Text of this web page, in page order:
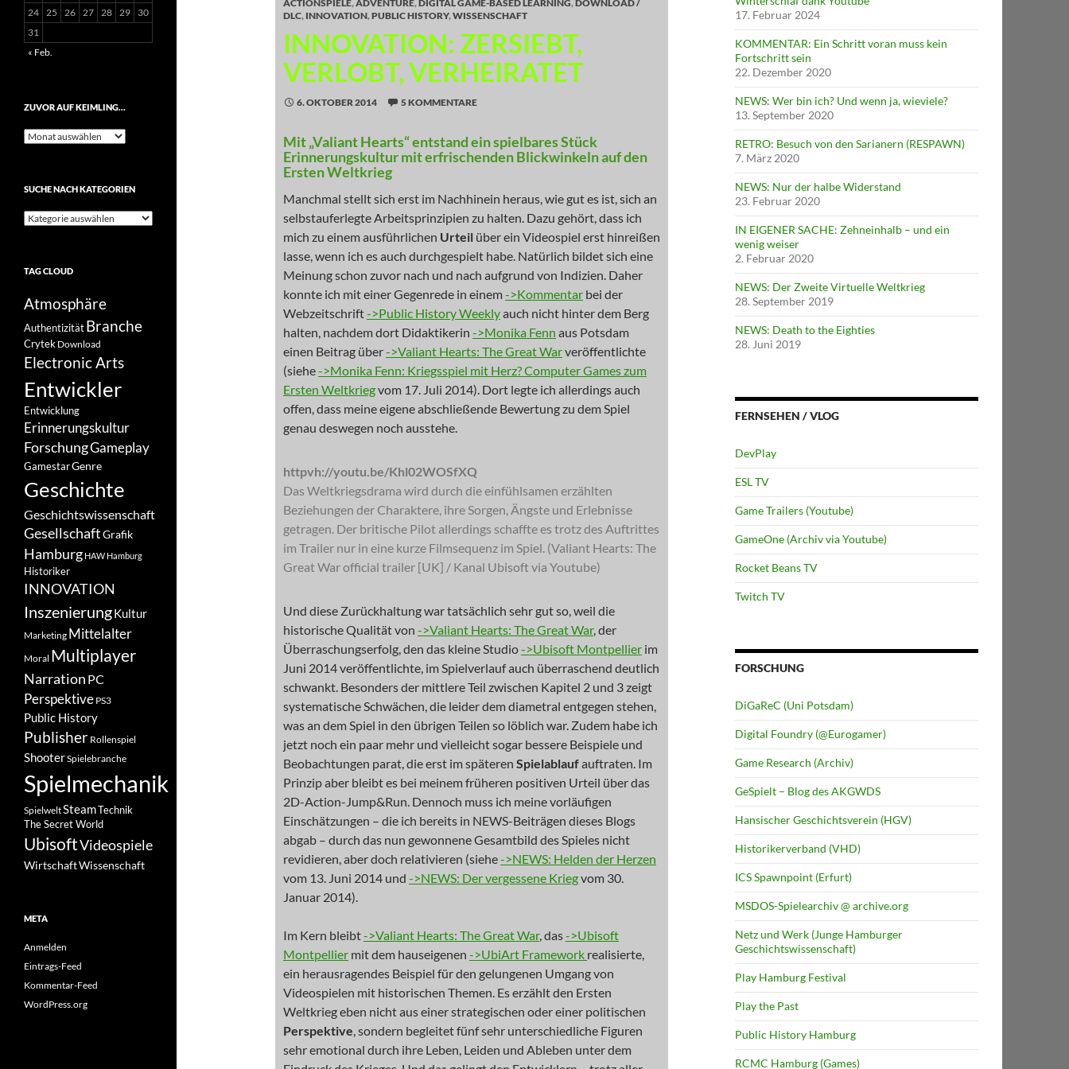
ACTIONSPIELE,ADVENTURE,DIGITAL GAME-BASED LEARNING,DOWNLOAD /
DLC, INNOVATION,PUBLIC HISTORY,WISSENSCHAFT
INNOVATION: ZERSIEBT,
VERLOBT, VERHEIRATET
6. OKTOBER 2014 5 KOMMENTARE
Mit „Valiant Hearts“ entstand ein spielbares Stück
Erinnerungskultur mit erfrischenden Blickwinkeln auf den
Ersten Weltkrieg
Manchmal stellt sich erst im Nachhinein heraus, wie gut es ist, sich an
selbstauferlegte Arbeitsprinzipien zu halten. Dazu gehört, dass ich
mich zu einem ausführlichen Urteil über ein Videospiel erst hinreißen
lasse, wenn ich es auch durchgespielt habe. Natürlich bildet sich eine
Meinung schon zuvor nach und nach aufgrund von Indizien. Daher
konnte ich mit einer Gegenrede in einem->Kommentar bei der
Webzeitschrift->Public History Weeklyauch nicht hinter dem Berg
halten, nachdem dort Didaktikerin ->Monika Fenn aus Potsdam
einen Beitrag über->Valiant Hearts: The Great Warveröffentlichte
(siehe->Monika Fenn: Kriegsspiel mit Herz? Computer Games zum
Ersten Weltkriegvom 17. Juli 2014). Dort legte ich allerdings auch
offen, dass meine eigene abschließende Bewertung zu dem Spiel
genau deswegen noch ausstehe.
httpvh://youtu.be/Khl02WOSfXQ
Das Weltkriegsdrama wird durch die einfühlsamen erzählten
Beziehungen der Charaktere, ihre Sorgen, Ängste und Erlebnisse
getragen. Der britische Pilot allerdings schaffte es trotz des Auftrittes
im Trailer nur in eine kurze Filmsequenz im Spiel. (Valiant Hearts: The
Great War official trailer [UK] / Kanal Ubisoft via Youtube)
Und diese Zurückhaltung war tatsächlich sehr gut so, weil die
historische Qualität von ->Valiant Hearts: The Great War, der
Überraschungserfolg, den das kleine Studio->Ubisoft Montpellier im
Juni 2014 veröffentlichte, im Spielverlauf auch überraschend deutlich
schwankt. Besonders der mittlere Teil zwischen Kapitel 2 und 3 zeigt
systematische Schwächen, die leider dem diametral entgegen stehen,
was an dem Spiel in den übrigen Teilen so löblich war. Zudem habe ich
jetzt noch ein paar mehr und vielleicht sogar bessere Beispiele und
Beobachtungen parat, die erst im späteren Spielablaufauftraten. Im
Prinzip aber bleibt es bei meinem früheren positiven Urteil über das
2D-Action-Jump&Run. Dennoch muss ich meine vorläufigen
Einschätzungen – die ich bereits in NEWS-Beiträgen dieses Blogs
abgab – durch das nun gewonnene Gesamtbild des Spieles nicht
revidieren, aber doch relativieren (siehe->NEWS: Helden der Herzen
vom 13. Juni 2014 und ->NEWS: Der vergessene Kriegvom 30.
Januar 2014).
Im Kern bleibt->Valiant Hearts: The Great War, das->Ubisoft
Montpellier mit dem hauseigenen ->UbiArt Framework realisierte,
ein herausragendes Beispiel für den gelungenen Umgang von
Videospielen mit historischen Themen. Es erzählt den Ersten
Weltkrieg eben nicht aus einer strategischen oder einer politischen
Perspektive, sondern begleitet fünf sehr unterschiedliche Figuren
sehr emotional durch ihre Leben, Leiden und Ableben unter dem
17. Februar 2024
KOMMENTAR: Ein Schritt voran muss kein
Fortschritt sein
22. Dezember 2020
NEWS: Wer bin ich? Und wenn ja, wieviele?
13. September 2020
RETRO: Besuch von den Sarianern (RESPAWN)
7. März 2020
NEWS: Nur der halbe Widerstand
23. Februar 2020
IN EIGENER SACHE: Zehneinhalb – und ein
wenig weiser
2. Februar 2020
NEWS: Der Zweite Virtuelle Weltkrieg
28. September 2019
NEWS: Death to the Eighties
28. Juni 2019
FERNSEHEN / VLOG
DevPlay
ESL TV
Game Trailers (Youtube)
GameOne (Archiv via Youtube)
Rocket Beans TV
Twitch TV
FORSCHUNG
DiGaReC (Uni Potsdam)
Digital Foundry (@Eurogamer)
Game Research (Archiv)
GeSpielt – Blog des AKGWDS
Hansischer Geschichtsverein (HGV)
Historikerverband (VHD)
ICS Spawnpoint (Erfurt)
MSDOS-Spielearchiv @ archive.org
Netz und Werk (Junge Hamburger
Geschichtswissenschaft)
Play Hamburg Festival
Play the Past
Public History Hamburg
RCMC Hamburg (Games)
24 25 26 27 28 29
30
31
« Feb.
ZUVOR AUF KEIMLING…
Zuvor
SUCHE NACH KATEGORIEN
Suche
TAG CLOUD
Atmosphäre
Authentizität Branche
Crytek Download
Electronic Arts
Entwickler
Entwicklung
Erinnerungskultur
ForschungGameplay
GamestarGenre
Geschichte
Geschichtswissenschaft
GesellschaftGrafik
Hamburg HAW Hamburg
Historiker
INNOVATION
InszenierungKultur
Marketing Mittelalter
Moral Multiplayer
Narration PC
Perspektive PS3
Public History
Publisher Rollenspiel
ShooterSpielebranche
Spielmechanik
SpielweltSteamTechnik
The Secret World
UbisoftVideospiele
WirtschaftWissenschaft
META
Anmelden
Eintrags-Feed
Kommentar-Feed
WordPress.org